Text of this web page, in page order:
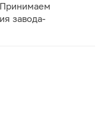
завода-